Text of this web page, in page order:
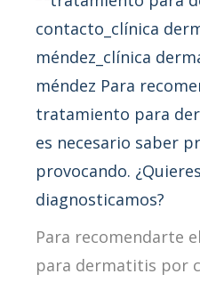
Para recomendarte
para dermatitis por